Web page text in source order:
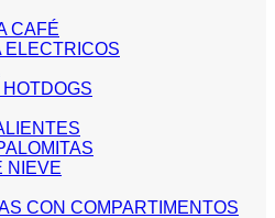
CAFÉ
ELECTRICOS
NIEVE
CON COMPARTIMENTOS